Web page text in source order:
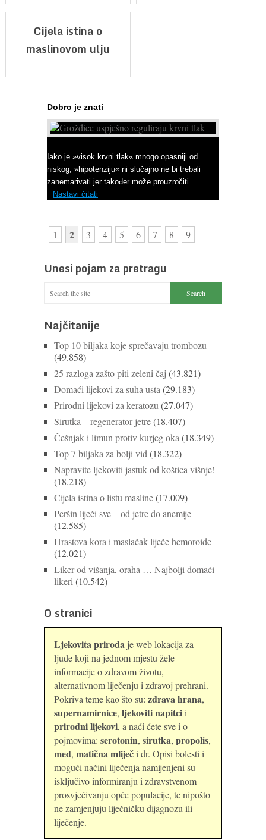
Cijela istina o
maslinovom ulju
Dobro je znati
Iako je »visok krvni tlak« mnogo opasniji od
niskog, »hipotenziju« ni slučajno ne bi trebali
zanemarivati jer također može prouzročiti ...
Nastavi čitati
1 2 3 4 5 6 7 8 9
Unesi pojam za pretragu
Najčitanije
Top 10 biljaka koje sprečavaju trombozu
(49.858)
25 razloga zašto piti zeleni čaj (43.821)
Domaći lijekovi za suha usta (29.183)
Prirodni lijekovi za keratozu (27.047)
Sirutka – regenerator jetre(18.407)
Češnjak i limun protiv kurjeg oka (18.349)
Top 7 biljaka za bolji vid (18.322)
Napravite ljekoviti jastuk od koštica višnje!
(18.218)
Cijela istina o listu masline(17.009)
Peršin liječi sve – od jetre do anemije
(12.585)
Hrastova kora i maslačak liječe hemoroide
(12.021)
Liker od višanja, oraha … Najbolji domaći
likeri (10.542)
O stranici
Ljekovita priroda je web lokacija za
ljude koji na jednom mjestu žele
informacije o zdravom životu,
alternativnom liječenju i zdravoj prehrani.
Pokriva teme kao što su: zdrava hrana,
supernamirnice, ljekoviti napitcii
prirodni lijekovi, a naći ćete sve i o
pojmovima: serotonin, sirutka, propolis,
med, matična mliječi dr. Opisi bolesti i
mogući načini liječenja namijenjeni su
isključivo informiranju i zdravstvenom
prosvjećivanju opće populacije, te nipošto
ne zamjenjuju liječničku dijagnozu ili
liječenje.